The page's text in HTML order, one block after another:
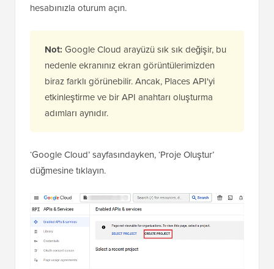
hesabınızla oturum açın.
Not: Google Cloud arayüzü sık sık değişir, bu
nedenle ekranınız ekran görüntülerimizden
biraz farklı görünebilir. Ancak, Places API'yi
etkinleştirme ve bir API anahtarı oluşturma
adımları aynıdır.
‘Google Cloud’ sayfasındayken, ‘Proje Oluştur’
düğmesine tıklayın.